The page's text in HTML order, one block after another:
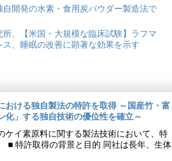
自開発の水素・食用炭パウダー製造法で
、【米国・大規模な臨床試験】ラフマ
、睡眠の改善に顕著な効果を示す
おける独自製法の特許を取得 ～国産竹・富
化」する独自技術の優位性を確立～
ケイ素原料に関する製法技術において、特
■ 特許取得の背景と目的 同社は長年、生体